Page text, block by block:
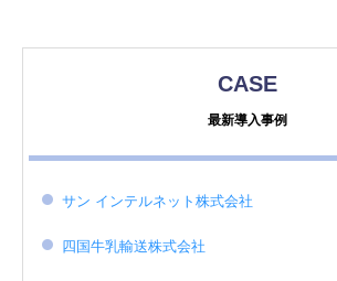
CASE
最新導入事例
サン インテルネット株式会社
四国牛乳輸送株式会社